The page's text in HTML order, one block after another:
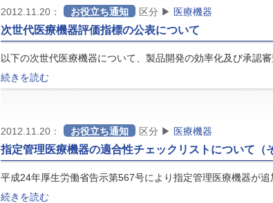
2012.11.20： お役立ち通知 区分 ▶ 医療機器
次世代医療機器評価指標の公表について
以下の次世代医療機器について、製品開発の効率化及び承認
続きを読む
2012.11.20： お役立ち通知 区分 ▶ 医療機器
指定管理医療機器の適合性チェックリストについて（
平成24年厚生労働省告示第567号により指定管理医療機器が
続きを読む